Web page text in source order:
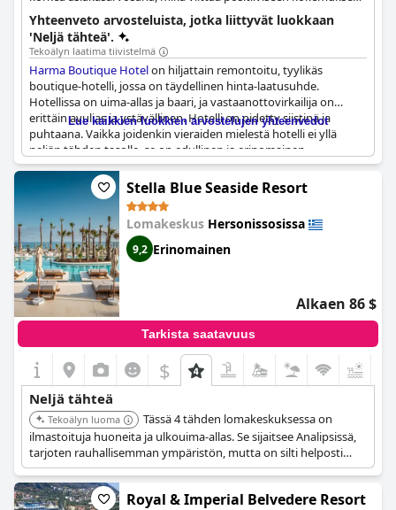
matkailijoille. Se vastaa vieraidensa tarpeisiin ja on suosittu
majoitusvaihtoehto.
Yhteenveto arvosteluista, jotka liittyvät luokkaan
'Neljä tähteä'.
Tekoälyn laatima tiivistelmä
Harma Boutique Hotelon hiljattain remontoitu, tyylikäs
boutique-hotelli, jossa on täydellinen hinta-laatusuhde.
Hotellissa on uima-allas ja baari, ja vastaanottovirkailija on
erittäin avulias ja ystävällinen. Hotelli on pidetty siistinä ja
puhtaana. Vaikka joidenkin vieraiden mielestä hotelli ei yllä
neljän tähden tasolle, se on edullinen ja erinomainen
majoitusvaihtoehto.
Lue kaikkien luokkien arvostelujen yhteenvedot
Stella Blue Seaside Resort
Lomakeskus Hersonissosissa
9,2 Erinomainen
Alkaen 86 $
Tarkista saatavuus
$
Neljä tähteä
Tekoälyn luoma
Tässä 4 tähden lomakeskuksessa on
ilmastoituja huoneita ja ulkouima-allas. Se sijaitsee Analipsissä,
tarjoten rauhallisemman ympäristön, mutta on silti helposti
saavutettavissa Hersonissoksesta. Se on hyvä vaihtoehto niille,
jotka etsivät rentouttavaa merenrantalomaa.
Royal & Imperial Belvedere Resort